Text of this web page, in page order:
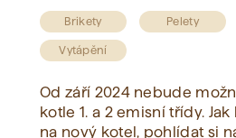
Brikety Pelety
Vytápění
Od září 2024 nebude
kotle 1. a 2 emisní třídy.
na nový kotel, pohlídat si